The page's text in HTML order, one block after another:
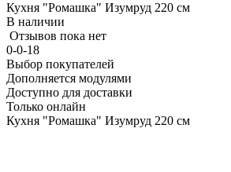
Кухня "Ромашка" Изумруд 220 см
В наличии
Отзывов пока нет
0-0-18
Выбор покупателей
Дополняется модулями
Доступно для доставки
Только онлайн
Кухня "Ромашка" Изумруд 220 см